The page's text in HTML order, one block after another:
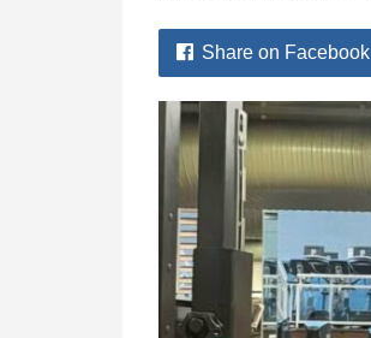
Share on Facebook